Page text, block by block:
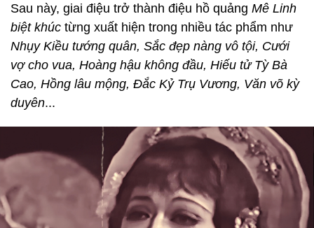
Sau này, giai điệu trở thành điệu hồ quảng Mê Linh
biệt khúc từng xuất hiện trong nhiều tác phẩm như
Nhụy Kiều tướng quân, Sắc đẹp nàng vô tội, Cưới
vợ cho vua, Hoàng hậu không đầu, Hiếu tử Tỳ Bà
Cao, Hồng lâu mộng, Đắc Kỷ Trụ Vương, Văn võ kỳ
duyên...